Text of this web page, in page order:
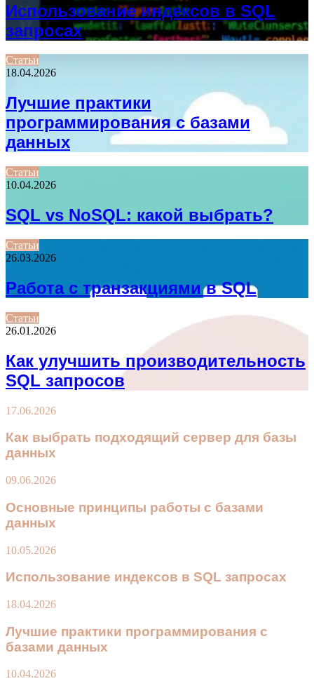
Использование индексов в SQL
запросах
Статьи
18.04.2026
Лучшие практики
программирования с базами
данных
Статьи
10.04.2026
SQL vs NoSQL: какой выбрать?
Статьи
26.03.2026
Работа с транзакциями в SQL
Статьи
26.01.2026
Как улучшить производительность
SQL запросов
17.06.2026
Как выбрать подходящий сервер для базы
данных
09.06.2026
Основные принципы работы с базами
данных
10.05.2026
Использование индексов в SQL запросах
18.04.2026
Лучшие практики программирования с
базами данных
10.04.2026